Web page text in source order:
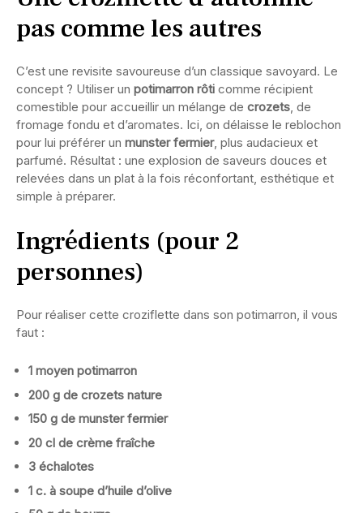
pas comme les autres
C’est une revisite savoureuse d’un classique savoyard. Le
concept ? Utiliser un potimarron rôti comme récipient
comestible pour accueillir un mélange de crozets, de
fromage fondu et d’aromates. Ici, on délaisse le reblochon
pour lui préférer un munster fermier, plus audacieux et
parfumé. Résultat : une explosion de saveurs douces et
relevées dans un plat à la fois réconfortant, esthétique et
simple à préparer.
Ingrédients (pour 2
personnes)
Pour réaliser cette croziflette dans son potimarron, il vous
faut :
1 moyen potimarron
200 g de crozets nature
150 g de munster fermier
20 cl de crème fraîche
3 échalotes
1 c. à soupe d’huile d’olive